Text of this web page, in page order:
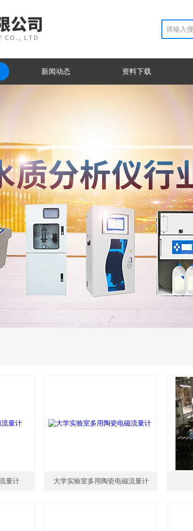
新闻动态 资料下载
量计 大学实验室多用陶瓷电磁流量计